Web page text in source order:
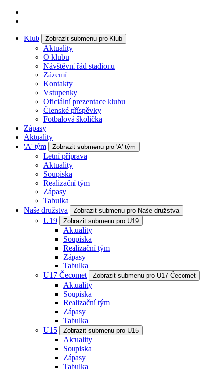
Klub Zobrazit submenu pro Klub
Aktuality
O klubu
Návštěvní řád stadionu
Zázemí
Kontakty
Vstupenky
Oficiální prezentace klubu
Členské příspěvky
Fotbalová školička
Zápasy
Aktuality
'A' tým
Zobrazit submenu pro 'A' tým
Letní příprava
Aktuality
Soupiska
Realizační tým
Zápasy
Tabulka
Naše družstva
Zobrazit submenu pro Naše družstva
U19 Zobrazit submenu pro U19
Aktuality
Soupiska
Realizační tým
Zápasy
Tabulka
U17 Čecomet
Zobrazit submenu pro U17 Čecomet
Aktuality
Soupiska
Realizační tým
Zápasy
Tabulka
U15
Zobrazit submenu pro U15
Aktuality
Soupiska
Zápasy
Tabulka